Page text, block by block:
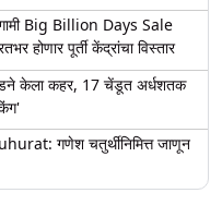
Big Billion Days Sale
होणार पूर्ती केंद्रांचा विस्तार
केला कहर, 17 चेंडूत अर्धशतक
गणेश चतुर्थीनिमित्त जाणून